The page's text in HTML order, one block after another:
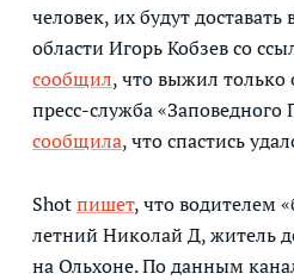
человек, их будут
области Игорь Кобзев со
сообщил, что выжил только
пресс-служба «Заповедного
сообщила, что спастись
Shotпишет, что водителем
летний Николай Д, житель
на Ольхоне. По данным